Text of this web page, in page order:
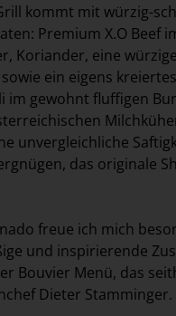
kommt mit würzig-
Premium X.O Beef
Koriander, eine
ein eigens
im gewohnt fluffigen
unvergleichliche
das originale
freue ich mich
und inspirierende
Bouvier Menü, das
Dieter Stamminger.